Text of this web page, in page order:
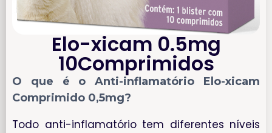
Elo-xicam 0.5mg
10Comprimidos
O que é o Anti-inflamatório Elo-xicam
Comprimido 0,5mg?
Todo anti-inflamatório tem diferentes níveis